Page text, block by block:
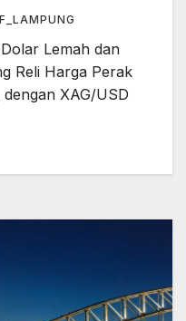
Lemah dan
Reli Harga Perak
XAG/USD